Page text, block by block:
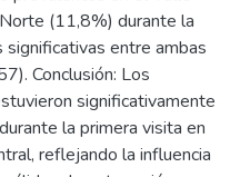
(11,8%) durante la
significativas entre ambas
Conclusión: Los
significativamente
la primera visita en
reflejando la influencia